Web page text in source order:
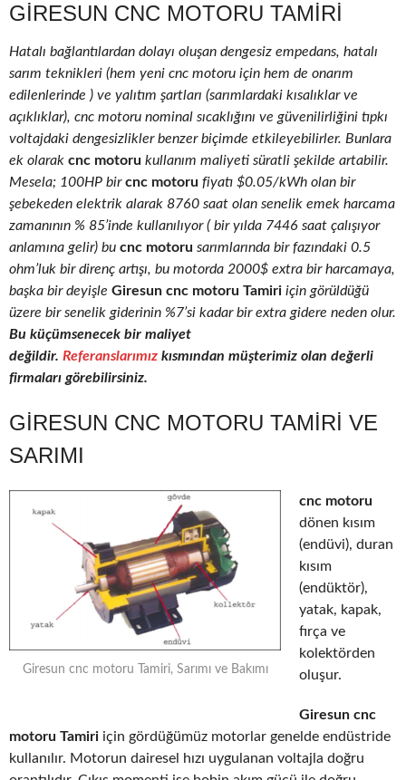
GIRESUN CNC MOTORU TAMIRI
Hatalı bağlantılardan dolayı oluşan dengesiz empedans, hatalı
sarım teknikleri (hem yeni cnc motoru için hem de onarım
edilenlerinde ) ve yalıtım şartları (sarımlardaki kısalıklar ve
açıklıklar), cnc motoru nominal sıcaklığını ve güvenilirliğini tıpkı
voltajdaki dengesizlikler benzer biçimde etkileyebilirler. Bunlara
ek olarak cnc motoru kullanım maliyeti süratli şekilde artabilir.
Mesela; 100HP bircnc motoru fiyatı $0.05/kWh olan bir
şebekeden elektrik alarak 8760 saat olan senelik emek harcama
zamanının % 85’inde kullanılıyor ( bir yılda 7446 saat çalışıyor
anlamına gelir) bu cnc motoru sarımlarında bir fazındaki 0.5
ohm’luk bir direnç artışı, bu motorda 2000$ extra bir harcamaya,
başka bir deyişle Giresun cnc motoru Tamiri için görüldüğü
üzere bir senelik giderinin %7’si kadar bir extra gidere neden olur.
Bu küçümsenecek bir maliyet
değildir. Referanslarımız kısmından müşterimiz olan değerli
firmaları görebilirsiniz.
GIRESUN CNC MOTORU TAMIRI VE
SARIMI
Giresun cnc motoru Tamiri, Sarımı ve Bakımı
cnc motoru
dönen kısım
(endüvi), duran
kısım
(endüktör),
yatak, kapak,
fırça ve
kolektörden
oluşur.
Giresun cnc
motoru Tamiri için gördüğümüz motorlar genelde endüstride
kullanılır. Motorun dairesel hızı uygulanan voltajla doğru